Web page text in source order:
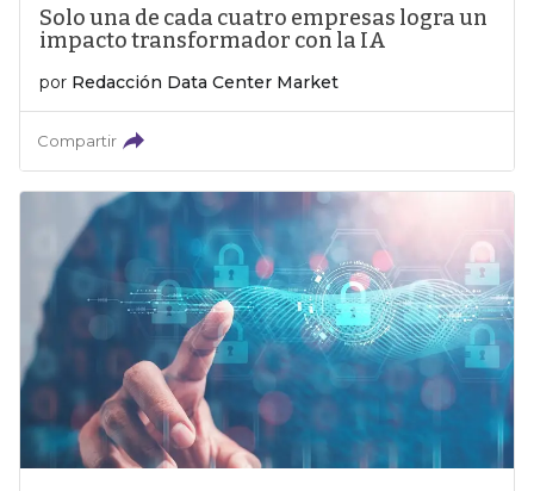
Solo una de cada cuatro empresas logra un
impacto transformador con la IA
por Redacción Data Center Market
Compartir